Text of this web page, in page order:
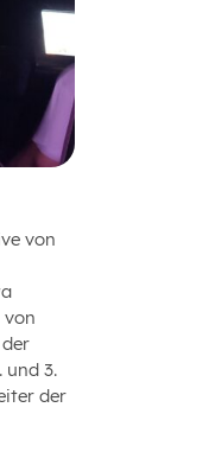
von
von
und 3.
der